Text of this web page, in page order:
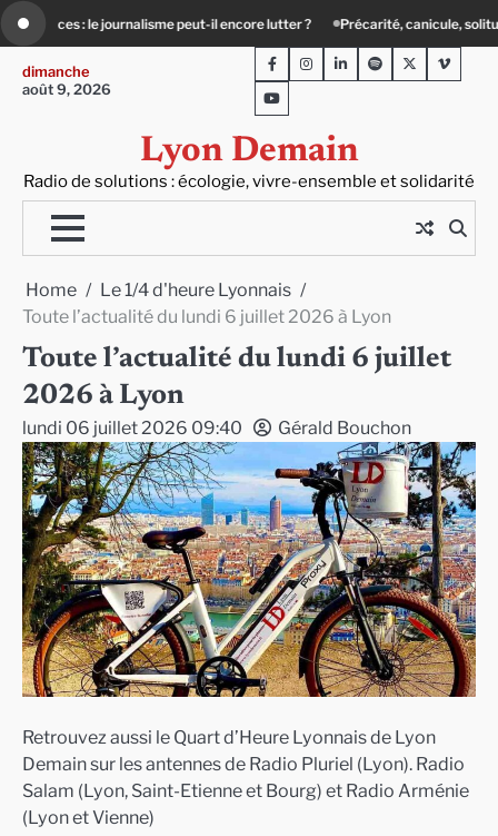
Skip
to
content
Précarité, canicule, solitude : quand le lien social devient essentiel Le Teil
dimanche
août 9, 2026
Lyon Demain
Radio de solutions : écologie, vivre-ensemble et solidarité
FacebookInstagram
LinkedInSpotifyTwitterViméo
Youtube
Home
Le 1/4 d'heure Lyonnais
Toute l’actualité du lundi 6 juillet 2026 à Lyon
Toute l’actualité du lundi 6 juillet
2026 à Lyon
lundi 06 juillet 2026 09:40 Gérald Bouchon
Retrouvez aussi le Quart d’Heure Lyonnais de Lyon
Demain sur les antennes de Radio Pluriel (Lyon). Radio
Salam (Lyon, Saint-Etienne et Bourg) et Radio Arménie
(Lyon et Vienne)